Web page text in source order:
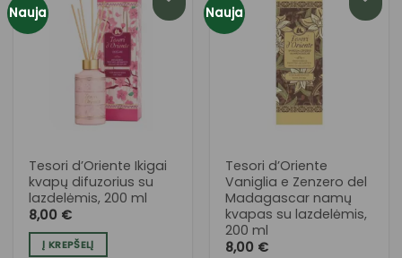
Nauja
PRIDĖTI
Į NORŲ
SĄRAŠĄ
Tesori d’Oriente Ikigai
kvapų difuzorius su
lazdelėmis, 200 ml
8,00 €
Į KREPŠELĮ
Nauja
Tesori d’Oriente
Vaniglia e Zenzero del
Madagascar namų
kvapas su lazdelėmis,
200 ml
8,00 €